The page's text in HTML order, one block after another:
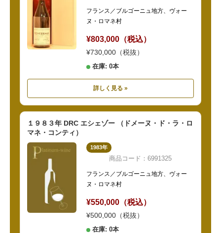
フランス／ブルゴーニュ地方、ヴォー
ヌ・ロマネ村
¥803,000（税込）
¥730,000（税抜）
在庫: 0本
詳しく見る »
１９８３年 DRC エシェゾー （ドメーヌ・ド・ラ・ロ
マネ・コンティ）
1983年
商品コード：6991325
フランス／ブルゴーニュ地方、ヴォー
ヌ・ロマネ村
¥550,000（税込）
¥500,000（税抜）
在庫: 0本